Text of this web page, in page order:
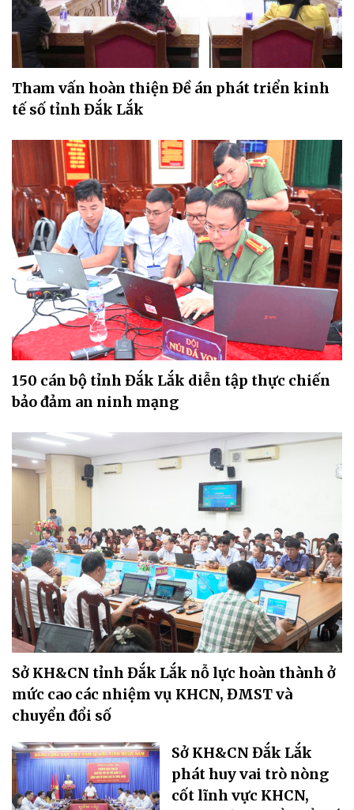
Tham vấn hoàn thiện Đề án phát triển kinh
tế số tỉnh Đắk Lắk
150 cán bộ tỉnh Đắk Lắk diễn tập thực chiến
bảo đảm an ninh mạng
Sở KH&CN tỉnh Đắk Lắk nỗ lực hoàn thành ở
mức cao các nhiệm vụ KHCN, ĐMST và
chuyển đổi số
Sở KH&CN Đắk Lắk
phát huy vai trò nòng
cốt lĩnh vực KHCN,